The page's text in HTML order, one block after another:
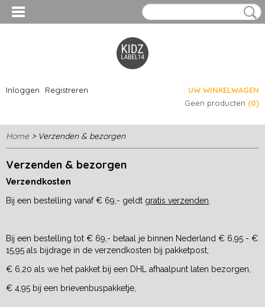
Inloggen Registreren
UW WINKELWAGEN
Geen producten (0)
Home> Verzenden & bezorgen
Verzenden & bezorgen
Verzendkosten
Bij een bestelling vanaf € 69,- geldt gratis verzenden
Bij een bestelling tot € 69,- betaal je binnen Nederland € 6,95 - €
15,95 als bijdrage in de verzendkosten bij pakketpost,
€ 6,20 als we het pakket bij een DHL afhaalpunt laten bezorgen,
€ 4,95 bij een brievenbuspakketje,